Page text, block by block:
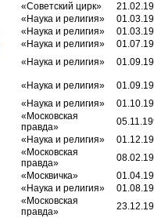
«Советский цирк»
«Наука и религия»
«Наука и религия»
«Наука и религия»
«Наука и религия»
«Наука и религия»
«Наука и религия»
«Московская
правда»
«Наука и религия»
«Московская
правда»
«Москвичка»
«Наука и религия»
«Московская
правда»